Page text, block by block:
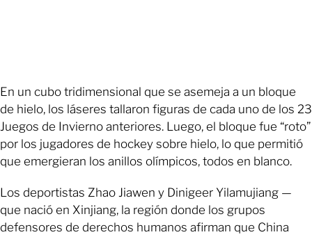
En un cubo tridimensional que se asemeja a un bloque
de hielo, los láseres tallaron figuras de cada uno de los 23
Juegos de Invierno anteriores. Luego, el bloque fue “roto”
por los jugadores de hockey sobre hielo, lo que permitió
que emergieran los anillos olímpicos, todos en blanco.
Los deportistas Zhao Jiawen y Dinigeer Yilamujiang —
que nació en Xinjiang, la región donde los grupos
defensores de derechos humanos afirman que China